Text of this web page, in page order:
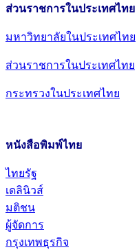
ส่วนราชการในประเทศไทย
มหาวิทยาลัยในประเทศไทย
ส่วนราชการในประเทศไทย
กระทรวงในประเทศไทย
หนังสือพิมพ์ไทย
ไทยรัฐ
เดลินิวส์
มติชน
ผู้จัดการ
กรุงเทพธุรกิจ